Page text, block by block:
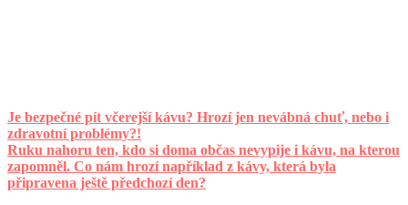
Je bezpečné pít včerejší kávu? Hrozí jen nevábná chuť, nebo i
zdravotní problémy?!
Ruku nahoru ten, kdo si doma občas nevypije i kávu, na kterou
zapomněl. Co nám hrozí například z kávy, která byla
připravena ještě předchozí den?